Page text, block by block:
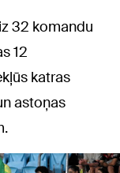
32 komandu
12
katras
astoņas